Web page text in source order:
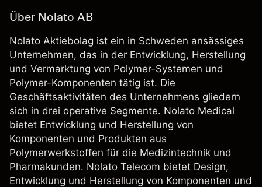
Über Nolato AB
Nolato Aktiebolag ist ein in Schweden ansässiges
Unternehmen, das in der Entwicklung, Herstellung
und Vermarktung von Polymer-Systemen und
Polymer-Komponenten tätig ist. Die
Geschäftsaktivitäten des Unternehmens gliedern
sich in drei operative Segmente. Nolato Medical
bietet Entwicklung und Herstellung von
Komponenten und Produkten aus
Polymerwerkstoffen für die Medizintechnik und
Pharmakunden. Nolato Telecom bietet Design,
Entwicklung und Herstellung von Komponenten und